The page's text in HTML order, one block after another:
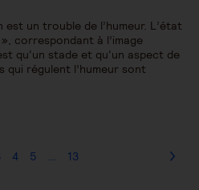
un trouble de l’humeur. L’état
correspondant à l’image
qu‘un stade et qu‘un aspect de
qui régulent l’humeur sont
4 5 … 13